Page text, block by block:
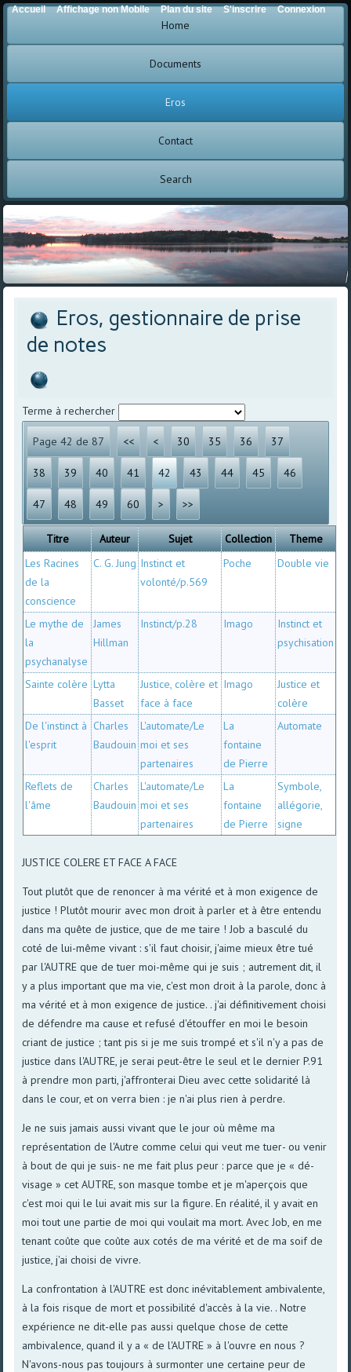
Home
Documents
Eros
Contact
Search
Eros, gestionnaire de prise
de notes
Terme à rechercher
Page 42 de 87 << < 30 35 36 37
38 39 40 41 42 43 44 45 46
47 48 49 60 > >>
Titre Auteur Sujet Collection
Theme
Les Racines
de la
conscience
C. G. Jung Instinct et
volonté/p.569
Poche Double vie
Le mythe de
la
psychanalyse
James
Hillman
Instinct/p.28 Imago
Instinct et
psychisation
Sainte colère Lytta
Basset
Justice, colère et
face à face
Imago
Justice et
colère
De l'instinct à
l'esprit
Charles
Baudouin
L'automate/Le
moi et ses
partenaires
La
fontaine
de Pierre
Automate
Reflets de
l'âme
Charles
Baudouin
L'automate/Le
moi et ses
partenaires
La
fontaine
de Pierre
Symbole,
allégorie,
signe
JUSTICE COLERE ET FACE A FACE
Tout plutôt que de renoncer à ma vérité et à mon exigence de
justice ! Plutôt mourir avec mon droit à parler et à être entendu
dans ma quête de justice, que de me taire ! Job a basculé du
coté de lui-même vivant : s'il faut choisir, j'aime mieux être tué
par l'AUTRE que de tuer moi-même qui je suis ; autrement dit, il
y a plus important que ma vie, c'est mon droit à la parole, donc à
ma vérité et à mon exigence de justice. . j'ai définitivement choisi
de défendre ma cause et refusé d'étouffer en moi le besoin
criant de justice ; tant pis si je me suis trompé et s'il n'y a pas de
justice dans l'AUTRE, je serai peut-être le seul et le dernier P.91
à prendre mon parti, j'affronterai Dieu avec cette solidarité là
dans le cour, et on verra bien : je n'ai plus rien à perdre.
Je ne suis jamais aussi vivant que le jour où même ma
représentation de l'Autre comme celui qui veut me tuer- ou venir
à bout de qui je suis- ne me fait plus peur : parce que je « dé-
visage » cet AUTRE, son masque tombe et je m'aperçois que
c'est moi qui le lui avait mis sur la figure. En réalité, il y avait en
moi tout une partie de moi qui voulait ma mort. Avec Job, en me
tenant coûte que coûte aux cotés de ma vérité et de ma soif de
justice, j'ai choisi de vivre.
La confrontation à l'AUTRE est donc inévitablement ambivalente,
à la fois risque de mort et possibilité d'accès à la vie. . Notre
expérience ne dit-elle pas aussi quelque chose de cette
ambivalence, quand il y a « de l'AUTRE » à l'ouvre en nous ?
N'avons-nous pas toujours à surmonter une certaine peur de
Accueil Affichage non Mobile Plan du site S'inscrire Connexion